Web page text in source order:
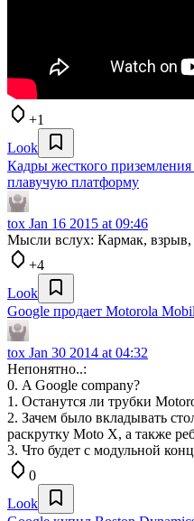
+1
Look
Кадры жесткого
плавучую платформу
tox Jan 16 2015 at 09:46
Мысли вслух: Кармак,
+4
Look
Google продает Motorola
tox Jan 30 2014 at 04:32
Непонятно..:
0. A Google company?
1. Останутся ли трубки
2. Зачем было вкладывать
раскрутку Moto X, а также
3. Что будет с модульной
0
Look